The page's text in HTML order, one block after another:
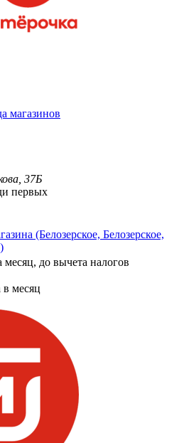
магазинов
37Б
первых
(Белозерское, Белозерское,
месяц, до вычета налогов
месяц